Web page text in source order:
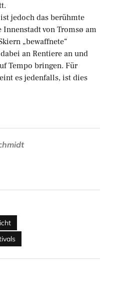
jedoch das berühmte
von Tromsø am
„bewaffnete“
an Rentiere an und
Tempo bringen. Für
es jedenfalls, ist dies